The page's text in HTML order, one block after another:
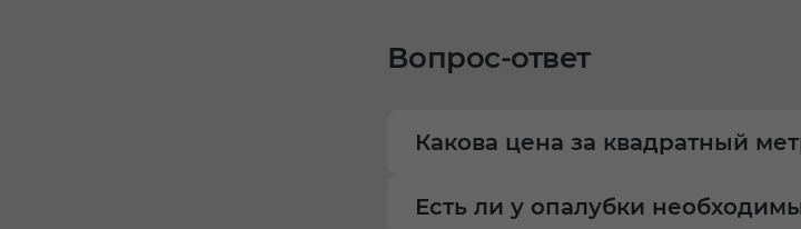
Вопрос-ответ
Какова цена за квадратный
Есть ли у опалубки